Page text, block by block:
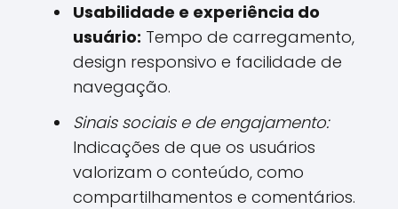
Usabilidade e experiência do
usuário: Tempo de carregamento,
design responsivo e facilidade de
navegação.
Sinais sociais e de engajamento:
Indicações de que os usuários
valorizam o conteúdo, como
compartilhamentos e comentários.